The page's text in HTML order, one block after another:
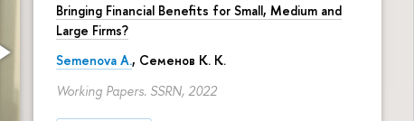
Bringing Financial Benefits for Small, Medium and
Large Firms?
Semenova A., Семенов К. К.
Working Papers. SSRN, 2022